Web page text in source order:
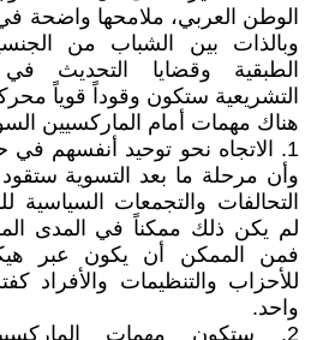
الوطن العربي، ملامحها واضحة
وبالذات بين الشباب من
الطبقية وقضايا التحديث في
التشريعية ستكون وقوداً قوياً
هناك مهمات أمام الماركسيين
1. الاتجاه نحو توحيد أنفسهم
وأن مرحلة ما بعد التسوية
التحالفات والتجمعات السياسية
لم يكن ذلك ممكناً في المدى
فمن الممكن أن يكون عبر
للأحزاب والتنظيمات والأفراد
واحد.
2. ستكون مهمات